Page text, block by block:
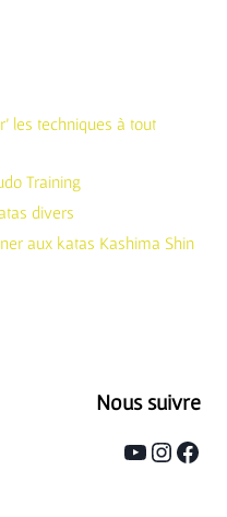
les techniques à tout
Training
divers
aux katas Kashima Shin
Nous suivre
YouTube